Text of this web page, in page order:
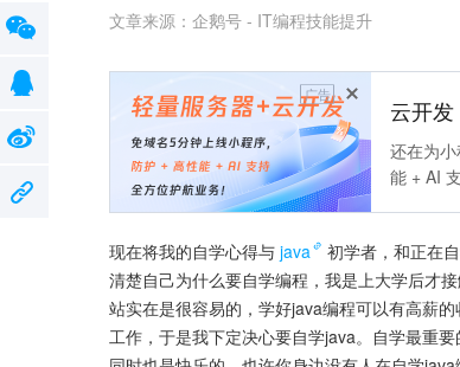
文章来源： 企鹅号 - IT编程技能提升
广告
云开发
还在为
能 + AI
现在将我的自学心得与 java
初学者，和正在
清楚自己为什么要自学编程，我是上大学后才
站实在是很容易的，学好java编程可以有高薪
工作，于是我下定决心要自学java。自学最重